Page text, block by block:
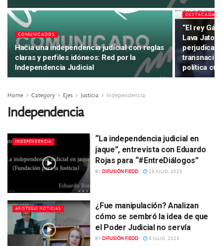
COMUNICADOS
Hacia una independencia judicial con reglas
claras y perfiles idóneos: Red por la
Independencia Judicial
DESTACADA
“El rey
Lava Jato:
perjudicar
política
Home Category Ejes Justicia Independencia
Independencia
INDEPENDENCIA
“La independencia judicial en
jaque”, entrevista con Eduardo
Rojas para “#EntreDiálogos”
BY DIFUSIÓN FJEDD 19 JULIO, 2025
ARISTEGUI NOTICIAS
¿Fue manipulación? Analizan
cómo se sembró la idea de que
el Poder Judicial no servía
BY DIFUSIÓN FJEDD 8 JULIO, 2025